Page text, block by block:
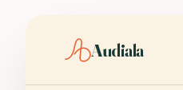
Audiala